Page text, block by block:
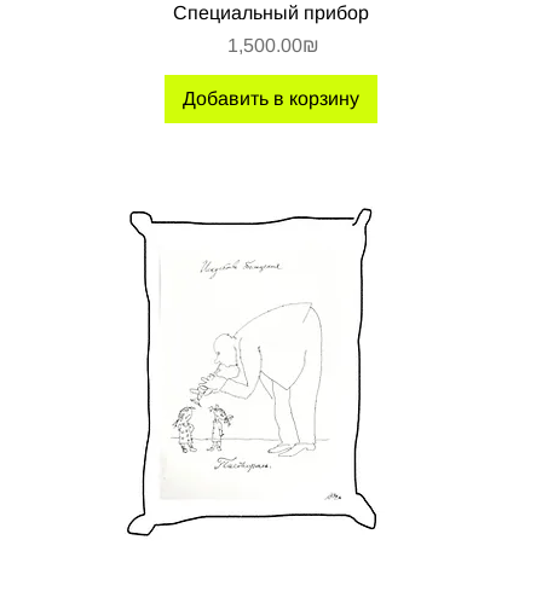
Специальный прибор
Цена
‏1,500.00 ‏₪
Добавить в корзину